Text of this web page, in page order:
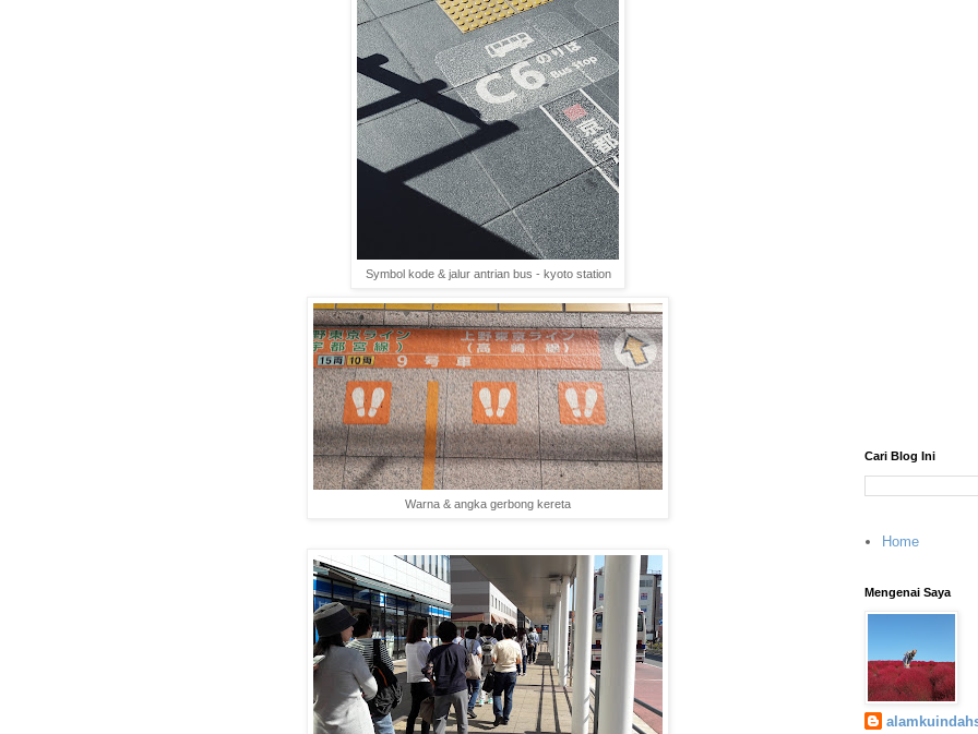
Symbol kode & jalur antrian bus - kyoto station
Warna & angka gerbong kereta
Cari Blog Ini
Home
Mengenai Saya